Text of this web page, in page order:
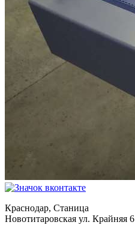
Краснодар, Станица
Новотитаровская ул. Крайняя 6